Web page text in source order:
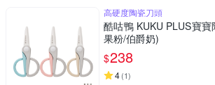
高硬度陶瓷刀頭
酷咕鴨 KUKU PLUS寶
果粉/伯爵奶)
$238
4(1)